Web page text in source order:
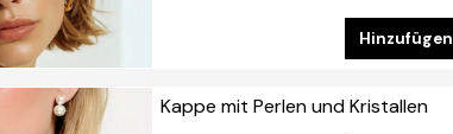
Hinzufügen
Kappe mit Perlen und Kristallen